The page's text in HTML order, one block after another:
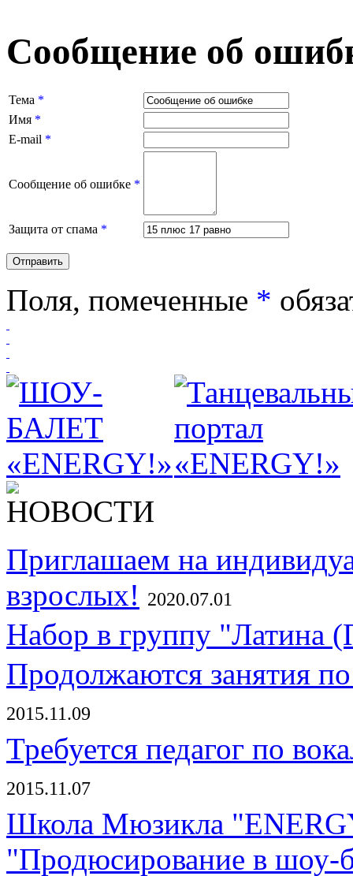
Сообщение об
Тема *
Имя *
E-mail *
Сообщение об ошибке *
Защита от спама *
Поля, помеченные *
Приглашаем на
взрослых! 2020.07.01
Набор в группу "Латина
Продолжаются занятия
2015.11.09
Требуется педагог по
2015.11.07
Школа Мюзикла
"Продюсирование в шоу-